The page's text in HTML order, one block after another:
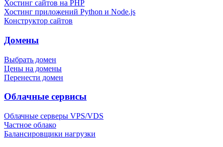
Хостинг сайтов на PHP
Хостинг приложений Python и Node.js
Конструктор сайтов
Домены
Выбрать домен
Цены на домены
Перенести домен
Облачные сервисы
Облачные серверы VPS/VDS
Частное облако
Балансировщики нагрузки